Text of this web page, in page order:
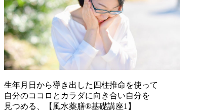
生年月日から導き出した四柱推命を使って
自分のココロとカラダに向き合い自分を
見つめる、【風水薬膳®︎基礎講座1】